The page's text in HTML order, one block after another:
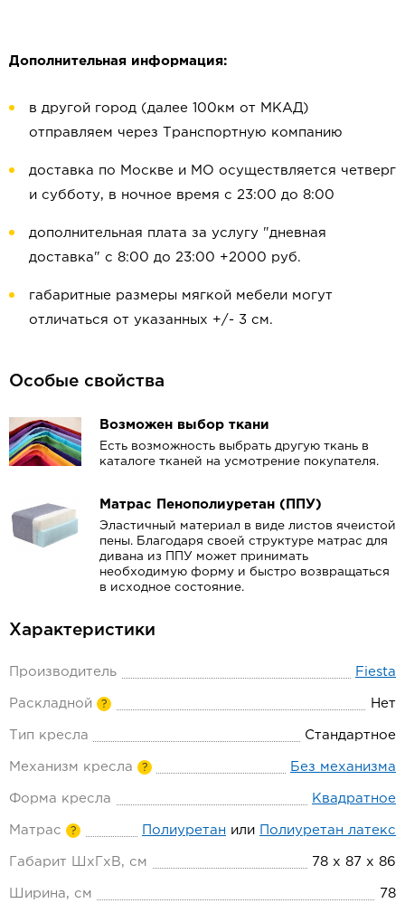
Дополнительная информация:
в другой город (далее 100км от МКАД)
отправляем через Транспортную компанию
доставка по Москве и МО осуществляется четверг
и субботу, в ночное время с 23:00 до 8:00
дополнительная плата за услугу "дневная
доставка" с 8:00 до 23:00 +2000 руб.
габаритные размеры мягкой мебели могут
отличаться от указанных +/- 3 см.
Особые свойства
Возможен выбор ткани
Есть возможность выбрать другую ткань в
каталоге тканей на усмотрение покупателя.
Матрас Пенополиуретан (ППУ)
Эластичный материал в виде листов ячеистой
пены. Благодаря своей структуре матрас для
дивана из ППУ может принимать
необходимую форму и быстро возвращаться
в исходное состояние.
Характеристики
Производитель Fiesta
Раскладной ? Нет
Тип кресла Стандартное
Механизм кресла ? Без механизма
Форма кресла Квадратное
Матрас ? Полиуретан или Полиуретан латекс
Габарит ШхГхВ, см 78 х 87 х 86
Ширина, см 78